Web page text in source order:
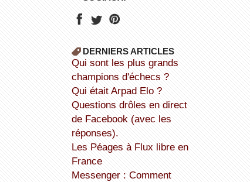
DERNIERS ARTICLES
Qui sont les plus grands
champions d'échecs ?
Qui était Arpad Elo ?
Questions drôles en direct
de Facebook (avec les
réponses).
Les Péages à Flux libre en
France
Messenger : Comment